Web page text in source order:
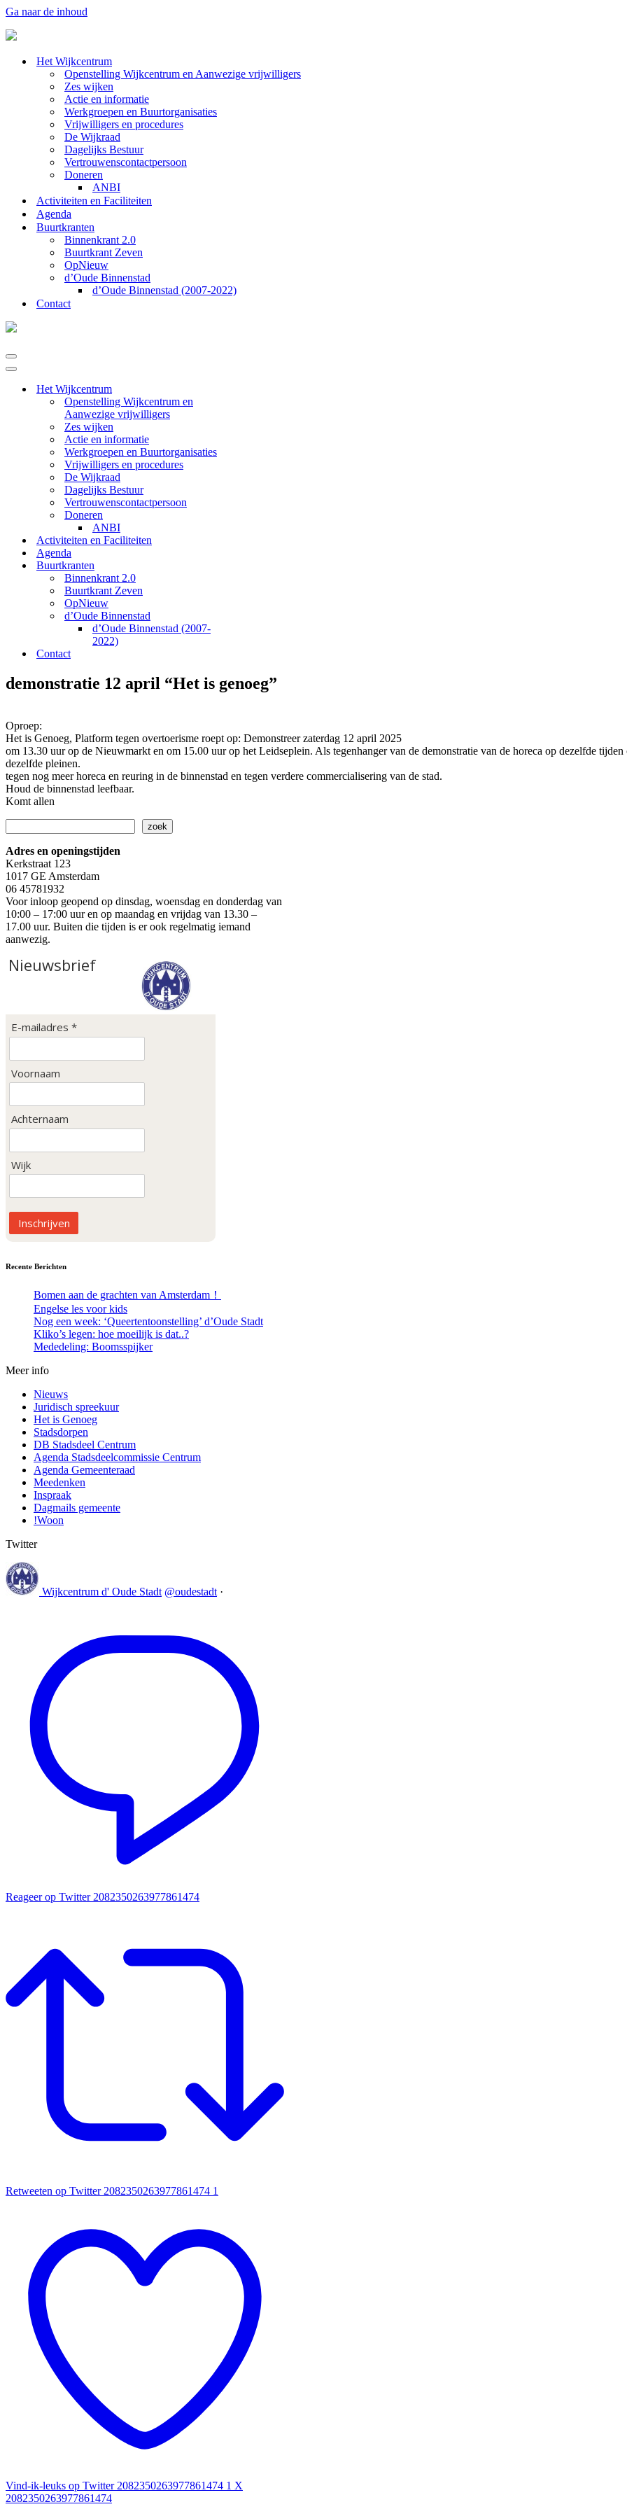
Ga naar de inhoud
Het Wijkcentrum
Openstelling Wijkcentrum en Aanwezige vrijwilligers
Zes wijken
Actie en informatie
Werkgroepen en Buurtorganisaties
Vrijwilligers en procedures
De Wijkraad
Dagelijks Bestuur
Vertrouwenscontactpersoon
Doneren
ANBI
Activiteiten en Faciliteiten
Agenda
Buurtkranten
Binnenkrant 2.0
Buurtkrant Zeven
OpNieuw
d’Oude Binnenstad
d’Oude Binnenstad (2007-2022)
Contact
Navigatie
Menu
Navigatie
Het Wijkcentrum
Openstelling Wijkcentrum en
Aanwezige vrijwilligers
Zes wijken
Actie en informatie
Werkgroepen en Buurtorganisaties
Vrijwilligers en procedures
De Wijkraad
Dagelijks Bestuur
Vertrouwenscontactpersoon
Doneren
ANBI
Activiteiten en Faciliteiten
Agenda
Buurtkranten
Binnenkrant 2.0
Buurtkrant Zeven
OpNieuw
d’Oude Binnenstad
d’Oude Binnenstad (2007-
2022)
Contact
demonstratie 12 april “Het is genoeg”
Oproep:
Het is Genoeg, Platform tegen overtoerisme roept op: Demonstreer zaterdag 12 april 2025
om 13.30 uur op de Nieuwmarkt en om 15.00 uur op het Leidseplein. Als tegenhanger van de demonstratie van de horeca op dezelfde tijden
dezelfde pleinen.
tegen nog meer horeca en reuring in de binnenstad en tegen verdere commercialisering van de stad.
Houd de binnenstad leefbaar.
Komt allen
zoek
Adres en openingstijden
Kerkstraat 123
1017 GE Amsterdam
06 45781932
Voor inloop geopend op dinsdag, woensdag en donderdag van
10:00 – 17:00 uur en op maandag en vrijdag van 13.30 –
17.00 uur. Buiten die tijden is er ook regelmatig iemand
aanwezig.
Nieuwsbrief
E-mailadres *
Voornaam
Achternaam
Wijk
Inschrijven
Recente Berichten
Bomen aan de grachten van Amsterdam！
Engelse les voor kids
Nog een week: ‘Queertentoonstelling’ d’Oude Stadt
Kliko’s legen: hoe moeilijk is dat..?
Mededeling: Boomsspijker
Meer info
Nieuws
Juridisch spreekuur
Het is Genoeg
Stadsdorpen
DB Stadsdeel Centrum
Agenda Stadsdeelcommissie Centrum
Agenda Gemeenteraad
Meedenken
Inspraak
Dagmails gemeente
!Woon
Twitter
Wijkcentrum d' Oude Stadt @oudestadt ·
Reageer op Twitter 2082350263977861474
Retweeten op Twitter 2082350263977861474 1
Vind-ik-leuks op Twitter 2082350263977861474 1 X
2082350263977861474